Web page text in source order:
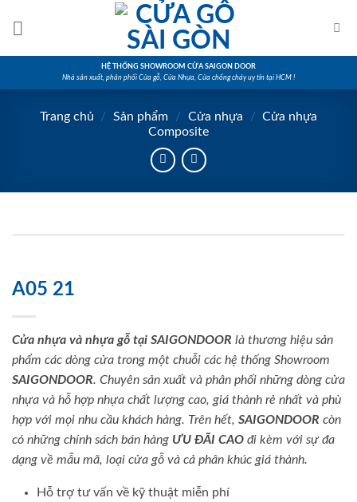
HỆ THỐNG SHOWROOM CỬA SAIGON DOOR
Nhà sản xuất, phân phối Cửa gỗ, Cửa Nhựa, Cửa chống cháy uy tín tại HCM !
Trang chủ / Sản phẩm / Cửa nhựa / Cửa nhựa
Composite
A05 21
Cửa nhựa và nhựa gỗ tại SAIGONDOOR là thương hiệu sản
phẩm các dòng cửa trong một chuỗi các hệ thống Showroom
SAIGONDOOR. Chuyên sản xuất và phân phối những dòng cửa
nhựa và hỗ hợp nhựa chất lượng cao, giá thành rẻ nhất và phù
hợp với mọi nhu cầu khách hàng. Trên hết, SAIGONDOOR còn
có những chính sách bán hàng ƯU ĐÃI CAO đi kèm với sự đa
dạng về mẫu mã, loại cửa gỗ và cả phân khúc giá thành.
Hỗ trợ tư vấn về kỹ thuật miễn phí